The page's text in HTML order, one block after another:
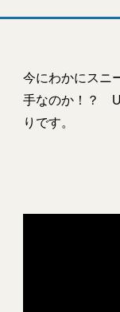
今にわかにスニ
手なのか！？
りです。